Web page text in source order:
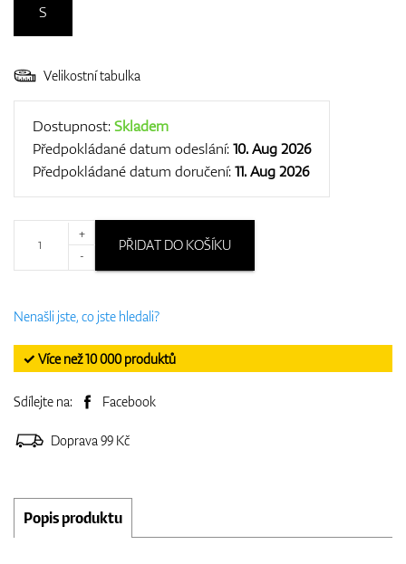
S
Velikostní tabulka
Dostupnost:Skladem
Předpokládané datum odeslání:10. Aug 2026
Předpokládané datum doručení:11. Aug 2026
+
-
PŘIDAT DO KOŠÍKU
Nenašli jste, co jste hledali?
✓ Více než 10 000 produktů
Sdílejte na: Facebook
Doprava 99 Kč
Popis produktu